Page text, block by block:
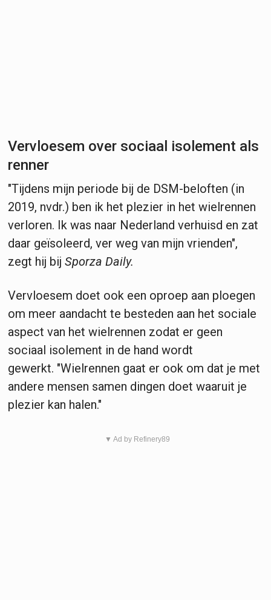
Vervloesem over sociaal isolement als
renner
"Tijdens mijn periode bij de DSM-beloften (in
2019, nvdr.) ben ik het plezier in het wielrennen
verloren. Ik was naar Nederland verhuisd en zat
daar geïsoleerd, ver weg van mijn vrienden",
zegt hij bij Sporza Daily.
Vervloesem doet ook een oproep aan ploegen
om meer aandacht te besteden aan het sociale
aspect van het wielrennen zodat er geen
sociaal isolement in de hand wordt
gewerkt. "Wielrennen gaat er ook om dat je met
andere mensen samen dingen doet waaruit je
plezier kan halen."
▼ Ad by Refinery89